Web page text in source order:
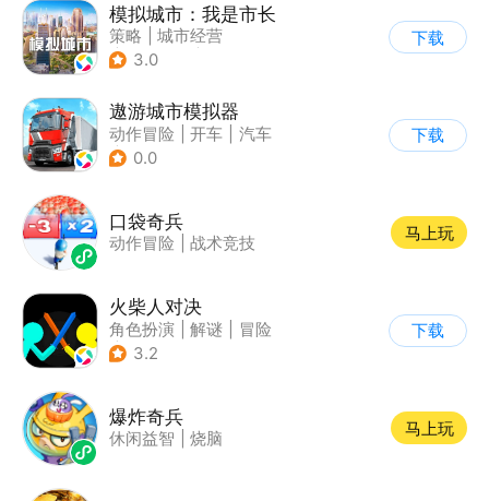
模拟城市：我是市长
策略
城市经营
| 模拟城市
3.0
下载
遨游城市模拟器
动作冒险 开车
汽车
| 载具模拟
0.0
下载
口袋奇兵
动作冒险 战术竞技
马上玩
火柴人对决
角色扮演 解谜
冒险
| 挑战破纪录
3.2
下载
爆炸奇兵
休闲益智 烧脑
马上玩